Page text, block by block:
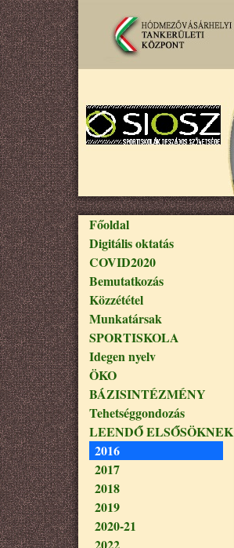
Ugrás a tartalomra
Fő navigáció
Főoldal
Digitális oktatás
COVID2020
Bemutatkozás
Közzététel
Munkatársak
SPORTISKOLA
Idegen nyelv
ÖKO
BÁZISINTÉZMÉNY
Tehetséggondozás
LEENDŐ ELSŐSÖKNEK
2016
2017
2018
2019
2020-21